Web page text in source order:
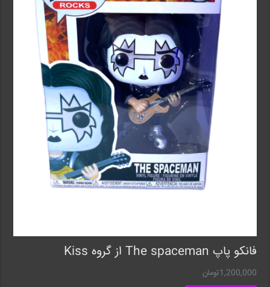
فانکو پاپ The spaceman از‌ گروه Kiss
1,200,000تومان